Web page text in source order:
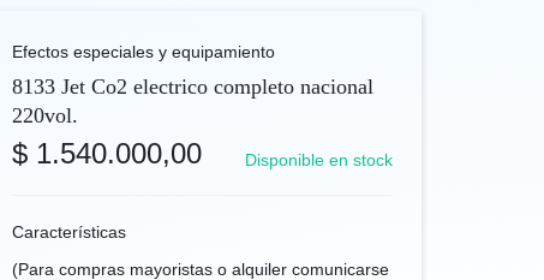
Efectos especiales y equipamiento
8133 Jet Co2 electrico completo nacional
220vol.
$ 1.540.000,00 Disponible en stock
Características
(Para compras mayoristas o alquiler comunicarse